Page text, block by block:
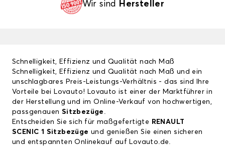
Wir sind Hersteller
Schnelligkeit, Effizienz und Qualität nach Maß
Schnelligkeit, Effizienz und Qualität nach Maß und ein
unschlagbares Preis-Leistungs-Verhältnis - das sind Ihre
Vorteile bei Lovauto! Lovauto ist einer der Marktführer in
der Herstellung und im Online-Verkauf von hochwertigen,
passgenauen Sitzbezüge .
Entscheiden Sie sich für maßgefertigte RENAULT
SCENIC 1 Sitzbezüge und genießen Sie einen sicheren
und entspannten Onlinekauf auf Lovauto.de.